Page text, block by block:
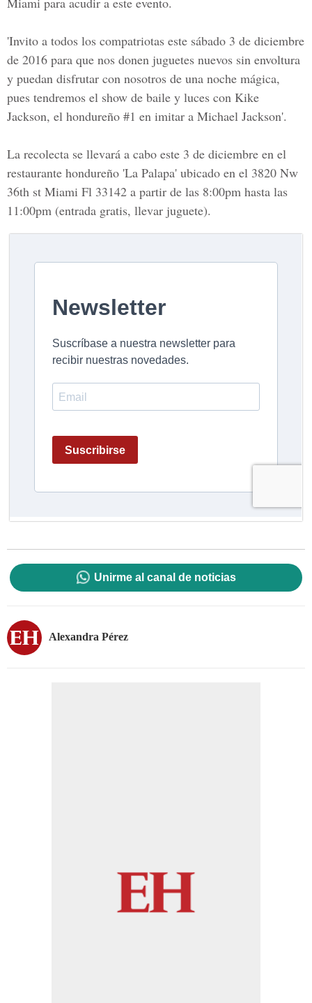
'Invito a todos los compatriotas este sábado 3 de diciembre
de 2016 para que nos donen juguetes nuevos sin envoltura
y puedan disfrutar con nosotros de una noche mágica,
pues tendremos el show de baile y luces con Kike
Jackson, el hondureño #1 en imitar a Michael Jackson'.
La recolecta se llevará a cabo este 3 de diciembre en el
restaurante hondureño 'La Palapa' ubicado en el 3820 Nw
36th st Miami Fl 33142 a partir de las 8:00pm hasta las
11:00pm (entrada gratis, llevar juguete).
Unirme al canal de noticias
Alexandra Pérez